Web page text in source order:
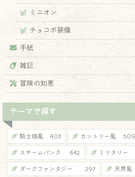
ミニオン
チョコボ装備
手紙
雑記
冒険の知恵
テーマで探す
騎士様風 403 カントリー風 509
スチームパンク 642 ミリタリー
ダークファンタジー 297 天界風